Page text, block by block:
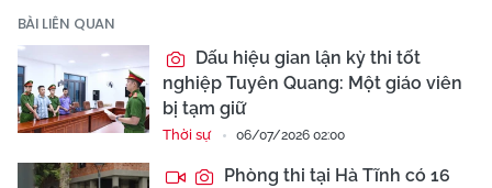
BÀI LIÊN QUAN
Dấu hiệu gian lận kỳ thi tốt
nghiệp Tuyên Quang: Một giáo viên
bị tạm giữ
Thời sự 06/07/2026 02:00
Phòng thi tại Hà Tĩnh có 16